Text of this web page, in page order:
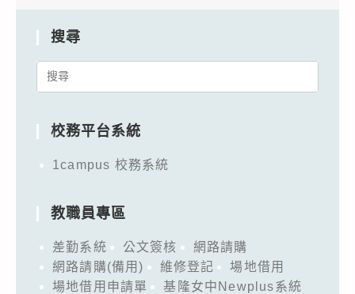
搜尋
Search
校務平台系統
1campus 校務系統
教職員專區
差勤系統 公文簽核
網路請購
網路請購(備用)
維修登記
場地借用
場地借用申請單
基隆女中Newplus系統